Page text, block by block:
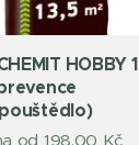
HOBBY 1
od 198,00 Kč